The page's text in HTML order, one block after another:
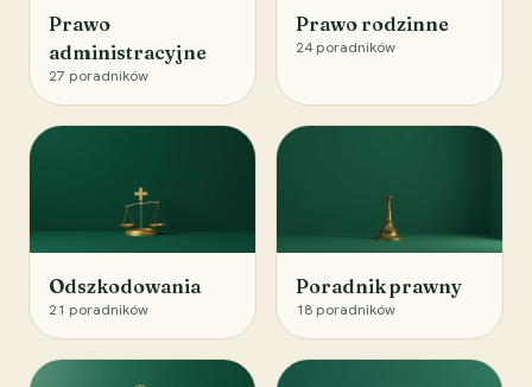
Prawo
administracyjne
27 poradników
Prawo rodzinne
24 poradników
Odszkodowania
21 poradników
Poradnik prawny
18 poradników